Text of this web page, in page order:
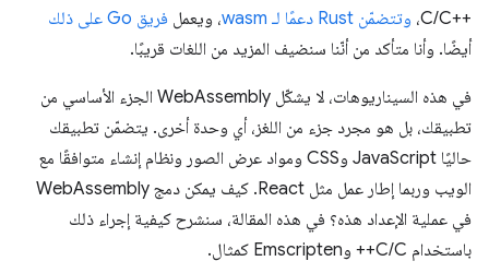
C/C++‎، وتتضمّن Rust دعمًا لـ wasm ، ويعمل فريق Go على ذلك
أيضًا. وأنا متأكد من أنّنا سنضيف المزيد من اللغات قريبًا.
في هذه السيناريوهات، لا يشكّل WebAssembly الجزء الأساسي من
تطبيقك، بل هو مجرد جزء من اللغز، أي وحدة أخرى. يتضمّن تطبيقك
حاليًا JavaScript وCSS ومواد عرض الصور ونظام إنشاء متوافقًا مع
الويب وربما إطار عمل مثل React. كيف يمكن دمج WebAssembly
في عملية الإعداد هذه؟ في هذه المقالة، سنشرح كيفية إجراء ذلك
باستخدام C/C++ وEmscripten كمثال.